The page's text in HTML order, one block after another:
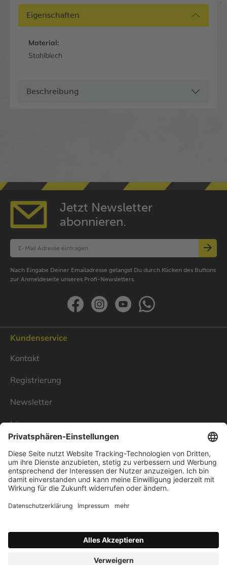
Eigenschaften
Material:
Stahlblech
Beschreibung
Jetzt Newsletter
abonnieren.
Nach Eingabe Deiner Emailadresse gelangst Du durch Klicken des Buttons
zur Anmeldeseite unseres Profi-Newsletters.
Kundenservice
Kontakt
Registrierung
Newsletter
Lösungen
Über Linnenbecker
Unsere Standorte
Unternehmen
Datenschutz